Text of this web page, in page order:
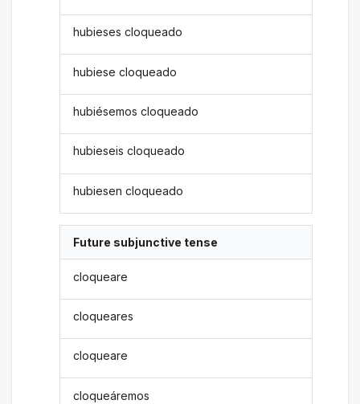
hubieses cloqueado
hubiese cloqueado
hubiésemos cloqueado
hubieseis cloqueado
hubiesen cloqueado
Future subjunctive tense
cloqueare
cloqueares
cloqueare
cloqueáremos